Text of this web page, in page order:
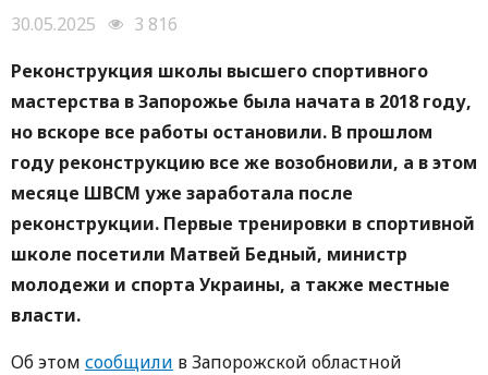
30.05.2025
3 816
Реконструкция школы высшего спортивного
мастерства в Запорожье была начата в 2018 году,
но вскоре все работы остановили. В прошлом
году реконструкцию все же возобновили, а в этом
месяце ШВСМ уже заработала после
реконструкции. Первые тренировки в спортивной
школе посетили Матвей Бедный, министр
молодежи и спорта Украины, а также местные
власти.
Об этом сообщили в Запорожской областной